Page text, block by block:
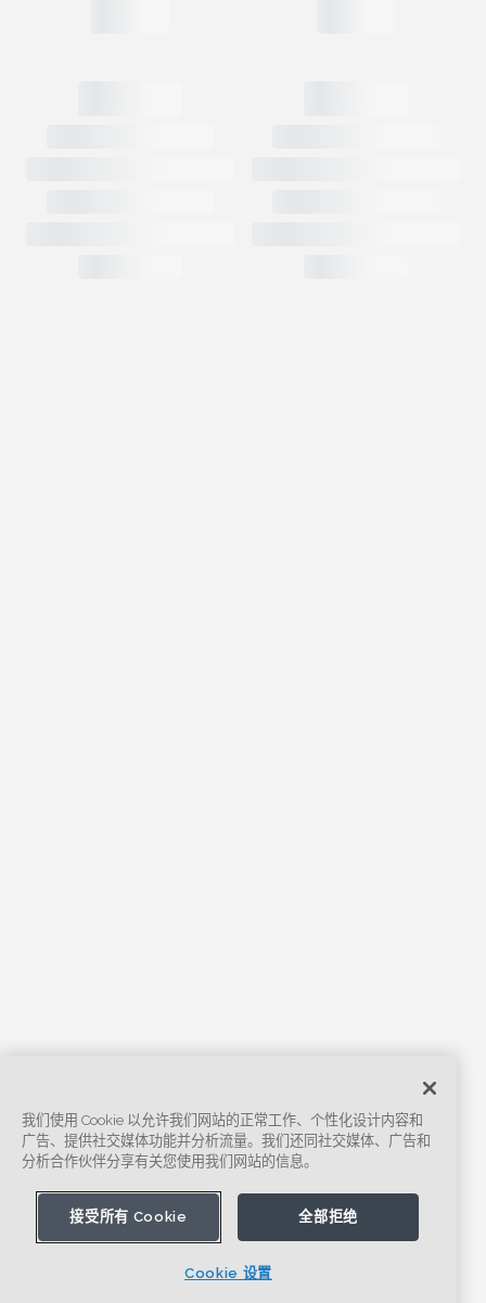
我们使用 Cookie 以允许我们网站的正常工作、个性化设计内容和
广告、提供社交媒体功能并分析流量。我们还同社交媒体、广告和
分析合作伙伴分享有关您使用我们网站的信息。
接受所有 Cookie 全部拒绝
Cookie 设置